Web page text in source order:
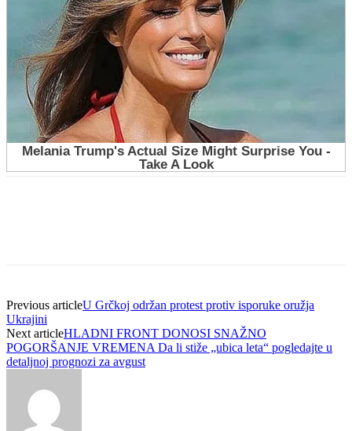
Previous articleU Grčkoj održan protest protiv isporuke oružja
Ukrajini
Next articleHLADNI FRONT DONOSI SNAŽNO
POGORŠANJE VREMENA Da li stiže „ubica leta“ pogledajte u
detaljnoj prognozi za avgust